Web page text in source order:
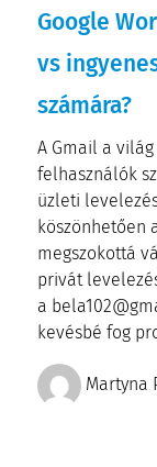
Google
vs
számára?
A Gmail a
felhasználók
üzleti
köszönhetően
megszokottá
privát
a
kevésbé fog
Martyna